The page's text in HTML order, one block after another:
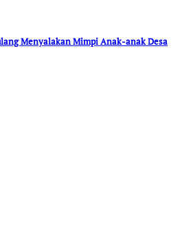
Menyalakan Mimpi Anak-anak Desa